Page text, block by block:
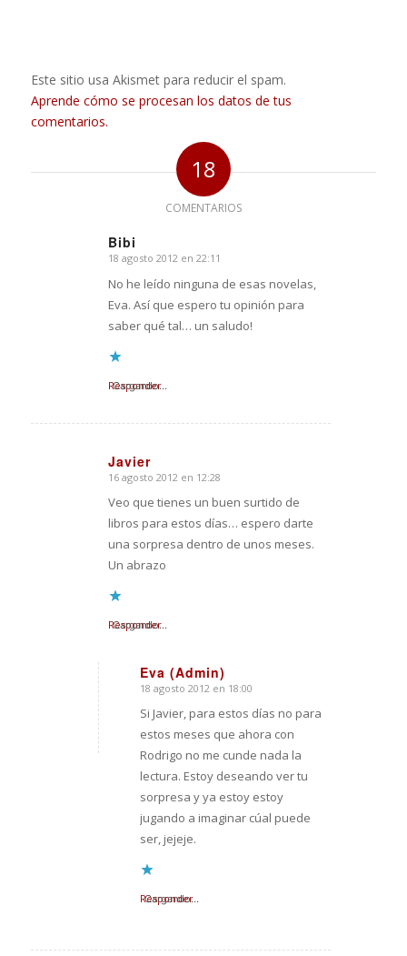
Este sitio usa Akismet para reducir el spam.
Aprende cómo se procesan los datos de tus
comentarios.
18
COMENTARIOS
Bibi
Dice:
18 agosto 2012 en 22:11
No he leído ninguna de esas novelas,
Eva. Así que espero tu opinión para
saber qué tal… un saludo!
Cargando...
Responder
Javier
Dice:
16 agosto 2012 en 12:28
Veo que tienes un buen surtido de
libros para estos días… espero darte
una sorpresa dentro de unos meses.
Un abrazo
Cargando...
Responder
Eva (Admin)
Dice:
18 agosto 2012 en 18:00
Si Javier, para estos días no para
estos meses que ahora con
Rodrigo no me cunde nada la
lectura. Estoy deseando ver tu
sorpresa y ya estoy estoy
jugando a imaginar cúal puede
ser, jejeje.
Cargando...
Responder